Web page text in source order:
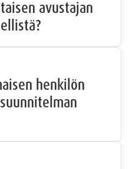
avustajan
henkilön